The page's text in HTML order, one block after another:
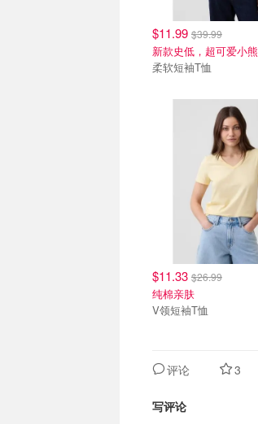
$11.99 $39.99
新款史低，超可爱小熊
柔软短袖T恤
$11.33 $26.99
纯棉亲肤
V领短袖T恤
评论 3
写评论